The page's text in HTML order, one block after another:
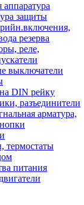
аппаратура
защиты
резерва
реле,
выключатели
DIN рейку
разъединители
арматура,
термостаты
питания